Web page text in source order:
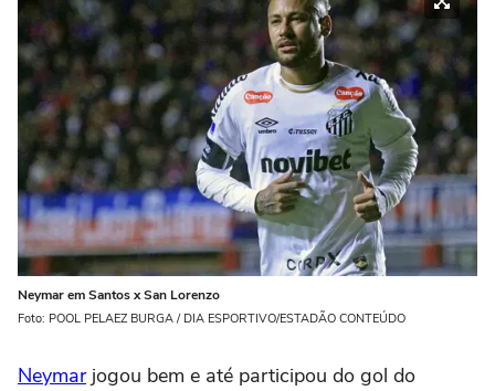
Neymar em Santos x San Lorenzo
Foto: POOL PELAEZ BURGA / DIA ESPORTIVO/ESTADÃO CONTEÚDO
Neymarjogou bem e até participou do gol do